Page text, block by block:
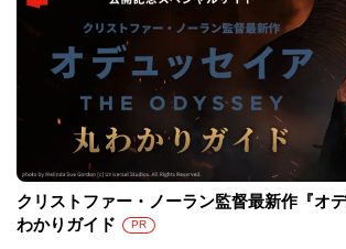
クリストファー・ノーラン監督最新作『オ
わかりガイド
PR